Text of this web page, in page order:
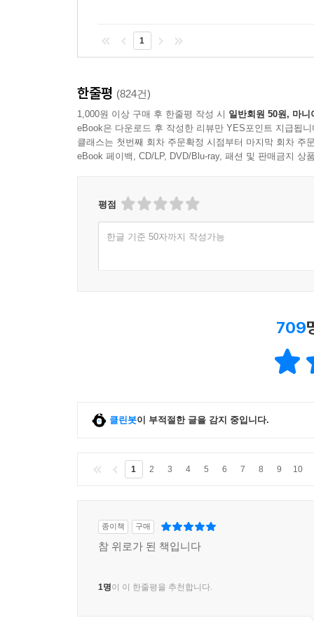
1
한줄평 (824건)
1,000원 이상 구매 후 한줄평 작성 시 일반회원 50원, 마니
eBook은 다운로드 후 작성한 리뷰만 YES포인트 지급됩니
클래스는 첫번째 회차 주문확정 시점부터 마지막 회차 주
eBook 페이백, CD/LP, DVD/Blu-ray, 패션 및 판매금지 상
평점
한글 기준 50자까지 작성가능
709
클린봇이 부적절한 글을 감지 중입니다.
1 2 3 4 5 6 7 8 9 10
종이책 구매
참 위로가 된 책입니다
1명이 이 한줄평을 추천합니다.